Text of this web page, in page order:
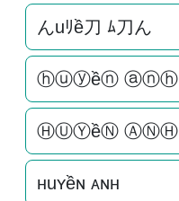
んuﾘề刀 ﾑ刀ん
ⓗⓤⓨềⓝ ⓐⓝⓗ
ⒽⓊⓎềⓃ ⒶⓃⒽ
нuʏềɴ ᴀɴн